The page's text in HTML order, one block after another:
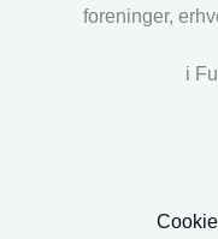
foreninger,
i